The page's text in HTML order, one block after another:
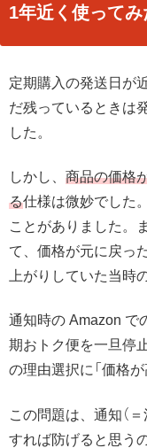
1年近く使ってみ
定期購入の発送日が
だ残っているときは
した。
しかし、 商品の価格
る仕様は微妙でした
ことがありました。
て、価格が元に戻っ
上がりしていた当
通知時の Amazon で
期おトク便を一旦停
の理由選択に「価格が
この問題は、通知（
すれば防げると思う